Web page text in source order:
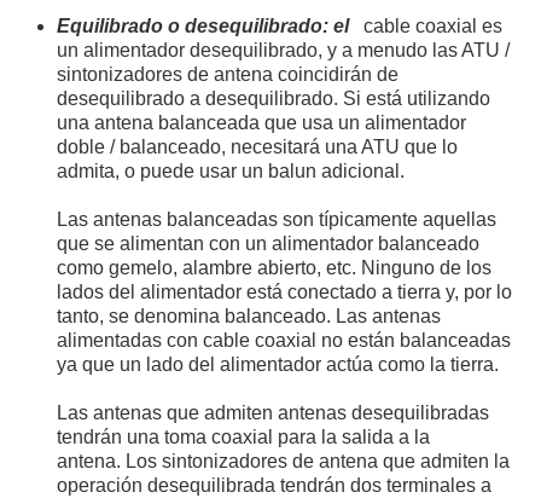
Equilibrado o desequilibrado: elcable coaxial es
un alimentador desequilibrado, y a menudo las ATU /
sintonizadores de antena coincidirán de
desequilibrado a desequilibrado. Si está utilizando
una antena balanceada que usa un alimentador
doble / balanceado, necesitará una ATU que lo
admita, o puede usar un balun adicional.
Las antenas balanceadas son típicamente aquellas
que se alimentan con un alimentador balanceado
como gemelo, alambre abierto, etc. Ninguno de los
lados del alimentador está conectado a tierra y, por lo
tanto, se denomina balanceado. Las antenas
alimentadas con cable coaxial no están balanceadas
ya que un lado del alimentador actúa como la tierra.
Las antenas que admiten antenas desequilibradas
tendrán una toma coaxial para la salida a la
antena. Los sintonizadores de antena que admiten la
operación desequilibrada tendrán dos terminales a